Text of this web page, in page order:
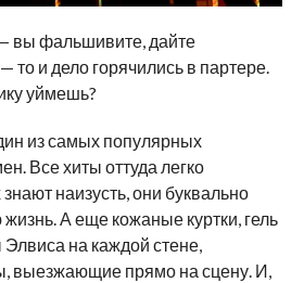
вы фальшивите, дайте
то и дело горячились в партере.
уймешь?
из самых популярных
Все хиты оттуда легко
наизусть, они буквально
А еще кожаные куртки, гель
на каждой стене,
выезжающие прямо на сцену. И,